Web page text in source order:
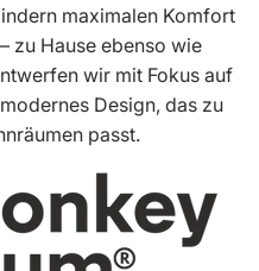
maximalen Komfort
zu Hause ebenso wie
wir mit Fokus auf
Design, das zu
passt.